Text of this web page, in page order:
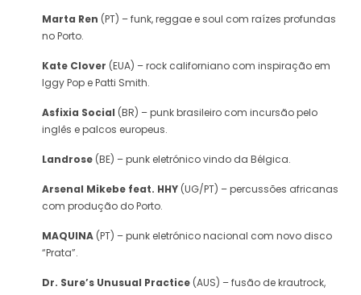
Marta Ren (PT) – funk, reggae e soul com raízes profundas
no Porto.
Kate Clover (EUA) – rock californiano com inspiração em
Iggy Pop e Patti Smith.
Asfixia Social (BR) – punk brasileiro com incursão pelo
inglês e palcos europeus.
Landrose(BE) – punk eletrónico vindo da Bélgica.
Arsenal Mikebe feat. HHY(UG/PT) – percussões africanas
com produção do Porto.
MAQUINA(PT) – punk eletrónico nacional com novo disco
“Prata”.
Dr. Sure’s Unusual Practice(AUS) – fusão de krautrock,